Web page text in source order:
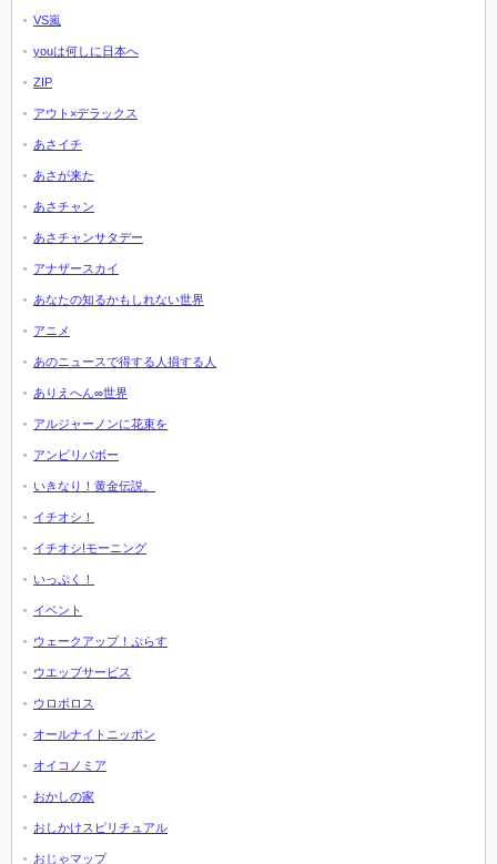
VS嵐
youは何しに日本へ
ZIP
アウト×デラックス
あさイチ
あさが来た
あさチャン
あさチャンサタデー
アナザースカイ
あなたの知るかもしれない世界
アニメ
あのニュースで得する人損する人
ありえへん∞世界
アルジャーノンに花束を
アンビリバボー
いきなり！黄金伝説。
イチオシ！
イチオシ!モーニング
いっぷく！
イベント
ウェークアップ！ぷらす
ウエッブサービス
ウロボロス
オールナイトニッポン
オイコノミア
おかしの家
おしかけスピリチュアル
おじゃマップ